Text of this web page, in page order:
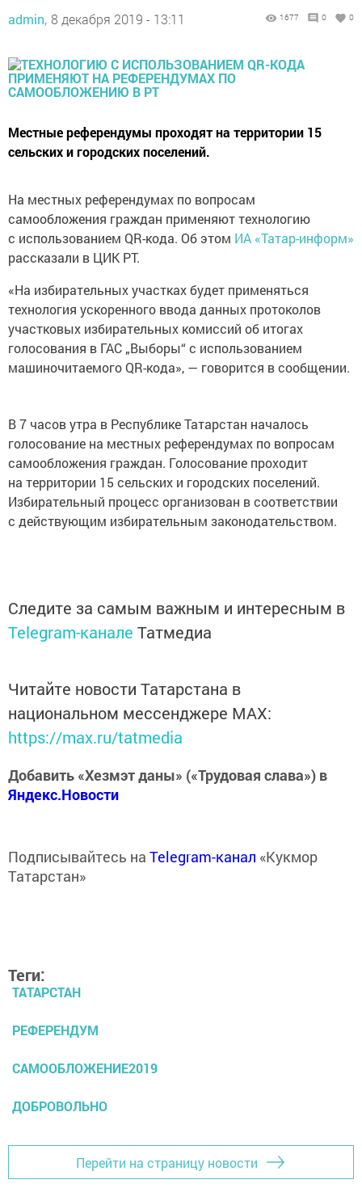
admin, 8 декабря 2019 - 13:11 1677 0 0
Местные референдумы проходят на территории 15
сельских и городских поселений.
На местных референдумах по вопросам
самообложения граждан применяют технологию
с использованием QR-кода. Об этом ИА «Татар-информ»
рассказали в ЦИК РТ.
«На избирательных участках будет применяться
технология ускоренного ввода данных протоколов
участковых избирательных комиссий об итогах
голосования в ГАС „Выборы“ с использованием
машиночитаемого QR-кода», — говорится в сообщении.
В 7 часов утра в Республике Татарстан началось
голосование на местных референдумах по вопросам
самообложения граждан. Голосование проходит
на территории 15 сельских и городских поселений.
Избирательный процесс организован в соответствии
с действующим избирательным законодательством.
Следите за самым важным и интересным в
Telegram-канале Татмедиа
Читайте новости Татарстана в
национальном мессенджере MАХ:
https://max.ru/tatmedia
Добавить «Хезмэт даны» («Трудовая слава») в
Яндекс.Новости
Подписывайтесь на Telegram-канал «Кукмор
Татарстан»
Теги:
ТАТАРСТАН
РЕФЕРЕНДУМ
САМООБЛОЖЕНИЕ2019
ДОБРОВОЛЬНО
Перейти на страницу новости